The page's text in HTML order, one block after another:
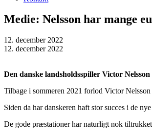
Medie: Nelsson har mange
12. december 2022
12. december 2022
Den danske landsholdsspiller Victor
Tilbage i sommeren 2021 forlod Victor
Siden da har danskeren haft stor succes i de
De gode præstationer har naturligt nok